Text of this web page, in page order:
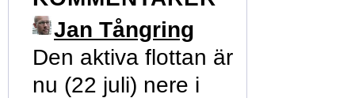
Jan Tångring
Den aktiva flottan är
nu (22 juli) nere i